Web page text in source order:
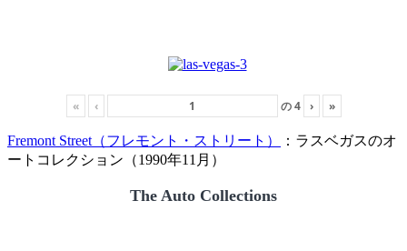
« ‹ の4 › »
Fremont Street（フレモント・ストリート）
：ラスベガスのオ
ートコレクション（1990年11月）
The Auto Collections